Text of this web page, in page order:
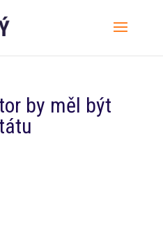
by měl být